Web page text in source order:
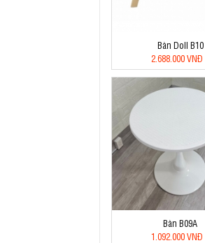
Bàn Doll B10
2.688.000 VNĐ
Bàn B09A
1.092.000 VNĐ